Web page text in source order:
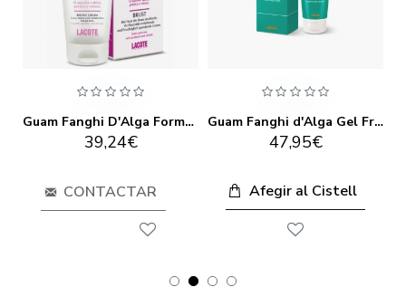
Guam Fanghi D'Alga Formula Pit Duo
39,24€
CONTACTAR
Guam Fanghi d'Alga Gel Fred 250ml
47,95€
Afegir al Cistell